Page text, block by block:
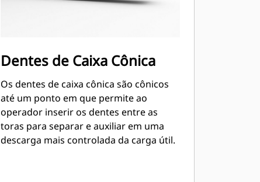
Dentes de Caixa Cônica
Os dentes de caixa cônica são cônicos
até um ponto em que permite ao
operador inserir os dentes entre as
toras para separar e auxiliar em uma
descarga mais controlada da carga útil.